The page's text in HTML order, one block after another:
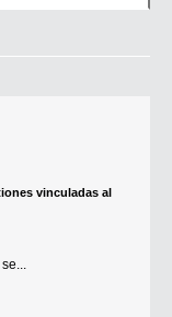
vinculadas al